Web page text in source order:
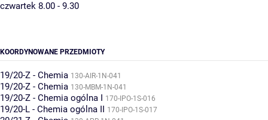
czwartek 8.00 - 9.30
KOORDYNOWANE PRZEDMIOTY
19/20-Z - Chemia 130-AIR-1N-041
19/20-Z - Chemia 130-MBM-1N-041
19/20-Z - Chemia ogólna I 170-IPO-1S-016
19/20-L - Chemia ogólna II 170-IPO-1S-017